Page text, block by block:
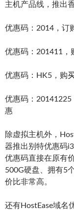
主机产品线，推出
优惠码：2014，订
优惠码：201411，
优惠码：HK5，购
优惠码：20141225
惠
除虚拟主机外，
器推出别特优惠码
优惠码直接在原有
500G硬盘、拥有5
价比非常高。
还有HostEase域名